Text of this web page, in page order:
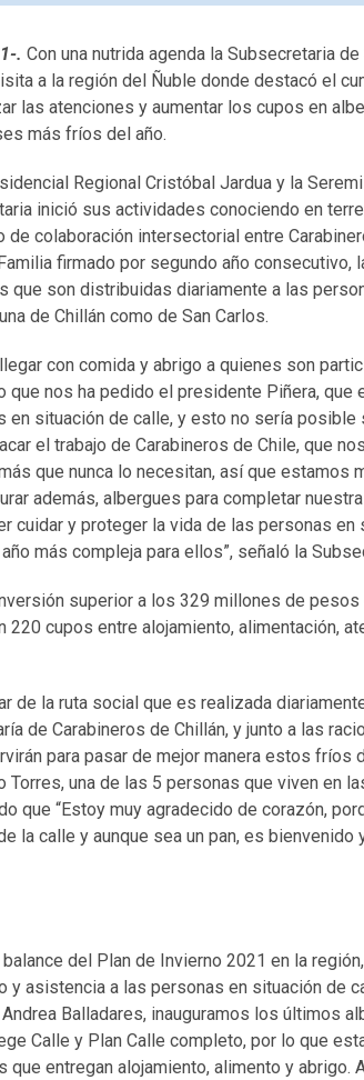
. Con una nutrida agenda la Subsecretaria
a la región del Ñuble donde destacó el
las atenciones y aumentar los cupos en
más fríos del año.
Regional Cristóbal Jardua y la
inició sus actividades conociendo en
de colaboración intersectorial entre
firmado por segundo año consecutivo,
que son distribuidas diariamente a las
de Chillán como de San Carlos.
con comida y abrigo a quienes son
que nos ha pedido el presidente Piñera, que
en situación de calle, y esto no sería
el trabajo de Carabineros de Chile, que
que nunca lo necesitan, así que estamos
además, albergues para completar
cuidar y proteger la vida de las personas
más compleja para ellos”, señaló la
superior a los 329 millones de
220 cupos entre alojamiento, alimentación,
de la ruta social que es realizada
de Carabineros de Chillán, y junto a las
para pasar de mejor manera estos fríos
una de las 5 personas que viven en
que “Estoy muy agradecido de corazón,
la calle y aunque sea un pan, es bienvenido
del Plan de Invierno 2021 en la
y asistencia a las personas en situación de
Balladares, inauguramos los últimos
Calle y Plan Calle completo, por lo que
entregan alojamiento, alimento y abrigo.